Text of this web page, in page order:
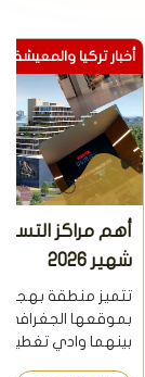
أخبار تركيا والمعيشة
أهم مراكز
شهير 2026
تتميز منطقة بهجة
بموقعها الجغرافي
بينهما وادي تغطيه